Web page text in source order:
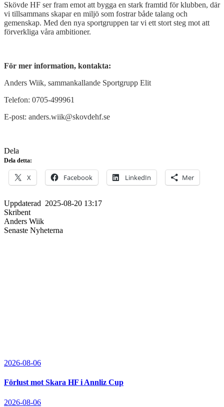
Skövde HF ser fram emot att bygga en stark framtid för klubben, där
vi tillsammans skapar en miljö som fostrar både talang och
gemenskap. Med den nya sportgruppen tar vi ett stort steg mot att
förverkliga våra ambitioner.
För mer information, kontakta:
Anders Wiik, sammankallande Sportgrupp Elit
Telefon: 0705-499961
E-post: anders.wiik@skovdehf.se
Dela
Dela detta:
X Facebook LinkedIn Mer
Uppdaterad 2025-08-20 13:17
Skribent
Anders Wiik
Senaste Nyheterna
2026-08-06
Förlust mot Skara HF i Annliz Cup
2026-08-06